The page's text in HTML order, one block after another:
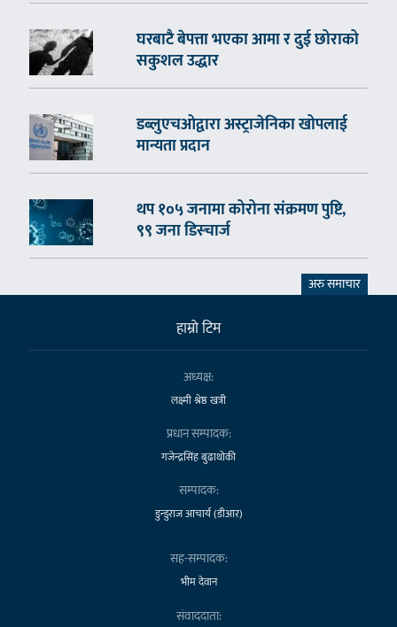
घरबाटै बेपत्ता भएका आमा र दुई छोराको
सकुशल उद्धार
डब्लुएचओद्वारा अस्ट्राजेनिका खोपलाई
मान्यता प्रदान
थप १०५ जनामा कोरोना संक्रमण पुष्टि,
९९ जना डिस्चार्ज
अरु समाचार
हाम्राे टिम
अध्यक्ष:
लक्ष्मी श्रेष्ठ खत्री
प्रधान सम्पादक:
गजेन्द्रसिंह बुढाथोकी
सम्पादक:
डुन्डुराज आचार्य (डीआर)
सह-सम्पादक:
भीम देवान
संवाददाता: